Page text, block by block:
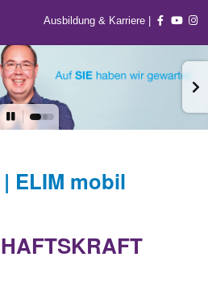
Ausbildung & Karriere |
ELIM mobil